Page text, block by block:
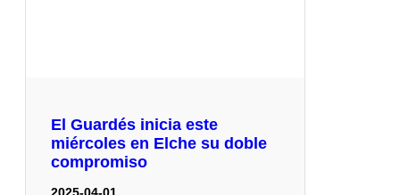
El Guardés inicia este
miércoles en Elche su doble
compromiso